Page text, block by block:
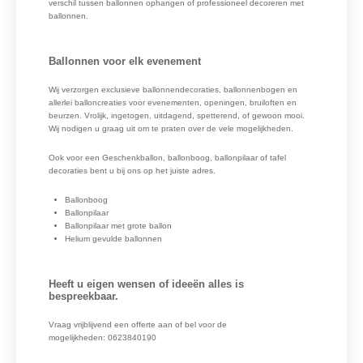
verschil tussen ballonnen ophangen of professioneel decoreren met
ballonnen.
Ballonnen voor elk evenement
Wij verzorgen exclusieve ballonnendecoraties, ballonnenbogen en
allerlei balloncreaties voor evenementen, openingen, bruiloften en
beurzen. Vrolijk, ingetogen, uitdagend, spetterend, of gewoon mooi.
Wij nodigen u graag uit om te praten over de vele mogelijkheden.
Ook voor een Geschenkballon, ballonboog, ballonpilaar of tafel
decoraties bent u bij ons op het juiste adres.
Ballonboog
Ballonpilaar
Ballonpilaar met grote ballon
Helium gevulde ballonnen
Heeft u eigen wensen of ideeën alles is
bespreekbaar.
Vraag vrijblijvend een offerte aan of bel voor de
mogelijkheden: 0623840190